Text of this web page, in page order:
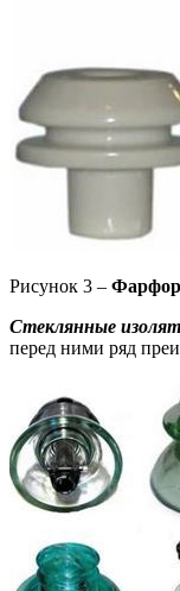
Рисунок 3 –
Стеклянные
перед ними ряд